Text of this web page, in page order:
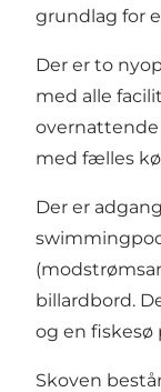
grundlag for
Der er to
med alle
med fælles
Der er
billardbord.
og en fiskesø
Skoven